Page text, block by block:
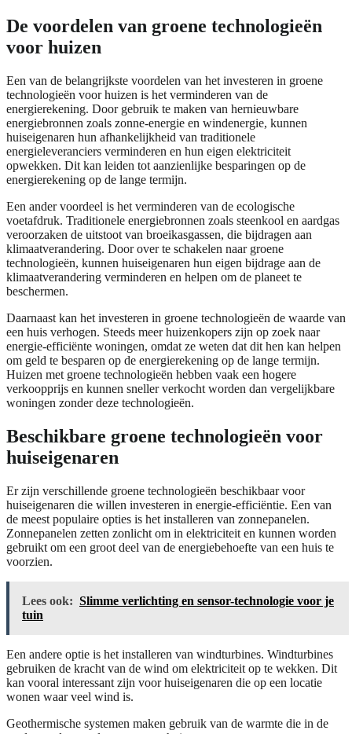
De voordelen van groene technologieën
voor huizen
Een van de belangrijkste voordelen van het investeren in groene
technologieën voor huizen is het verminderen van de
energierekening. Door gebruik te maken van hernieuwbare
energiebronnen zoals zonne-energie en windenergie, kunnen
huiseigenaren hun afhankelijkheid van traditionele
energieleveranciers verminderen en hun eigen elektriciteit
opwekken. Dit kan leiden tot aanzienlijke besparingen op de
energierekening op de lange termijn.
Een ander voordeel is het verminderen van de ecologische
voetafdruk. Traditionele energiebronnen zoals steenkool en aardgas
veroorzaken de uitstoot van broeikasgassen, die bijdragen aan
klimaatverandering. Door over te schakelen naar groene
technologieën, kunnen huiseigenaren hun eigen bijdrage aan de
klimaatverandering verminderen en helpen om de planeet te
beschermen.
Daarnaast kan het investeren in groene technologieën de waarde van
een huis verhogen. Steeds meer huizenkopers zijn op zoek naar
energie-efficiënte woningen, omdat ze weten dat dit hen kan helpen
om geld te besparen op de energierekening op de lange termijn.
Huizen met groene technologieën hebben vaak een hogere
verkoopprijs en kunnen sneller verkocht worden dan vergelijkbare
woningen zonder deze technologieën.
Beschikbare groene technologieën voor
huiseigenaren
Er zijn verschillende groene technologieën beschikbaar voor
huiseigenaren die willen investeren in energie-efficiëntie. Een van
de meest populaire opties is het installeren van zonnepanelen.
Zonnepanelen zetten zonlicht om in elektriciteit en kunnen worden
gebruikt om een groot deel van de energiebehoefte van een huis te
voorzien.
Lees ook: Slimme verlichting en sensor-technologie voor je
tuin
Een andere optie is het installeren van windturbines. Windturbines
gebruiken de kracht van de wind om elektriciteit op te wekken. Dit
kan vooral interessant zijn voor huiseigenaren die op een locatie
wonen waar veel wind is.
Geothermische systemen maken gebruik van de warmte die in de